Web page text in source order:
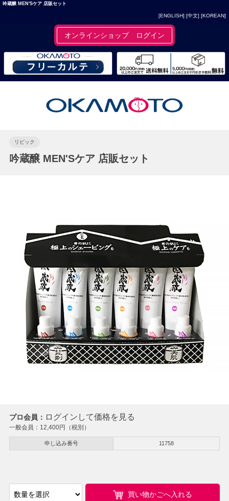
吟蔵醸 MEN'Sケア 店販セット
[ENGLISH] [中文] [KOREAN]
オンラインショップ ログイン
リビック
吟蔵醸 MEN'Sケア 店販セット
プロ会員： ログインして価格を見る
一般会員： 12,400円（税別）
申し込み番号 11758
買い物かごへ入れる